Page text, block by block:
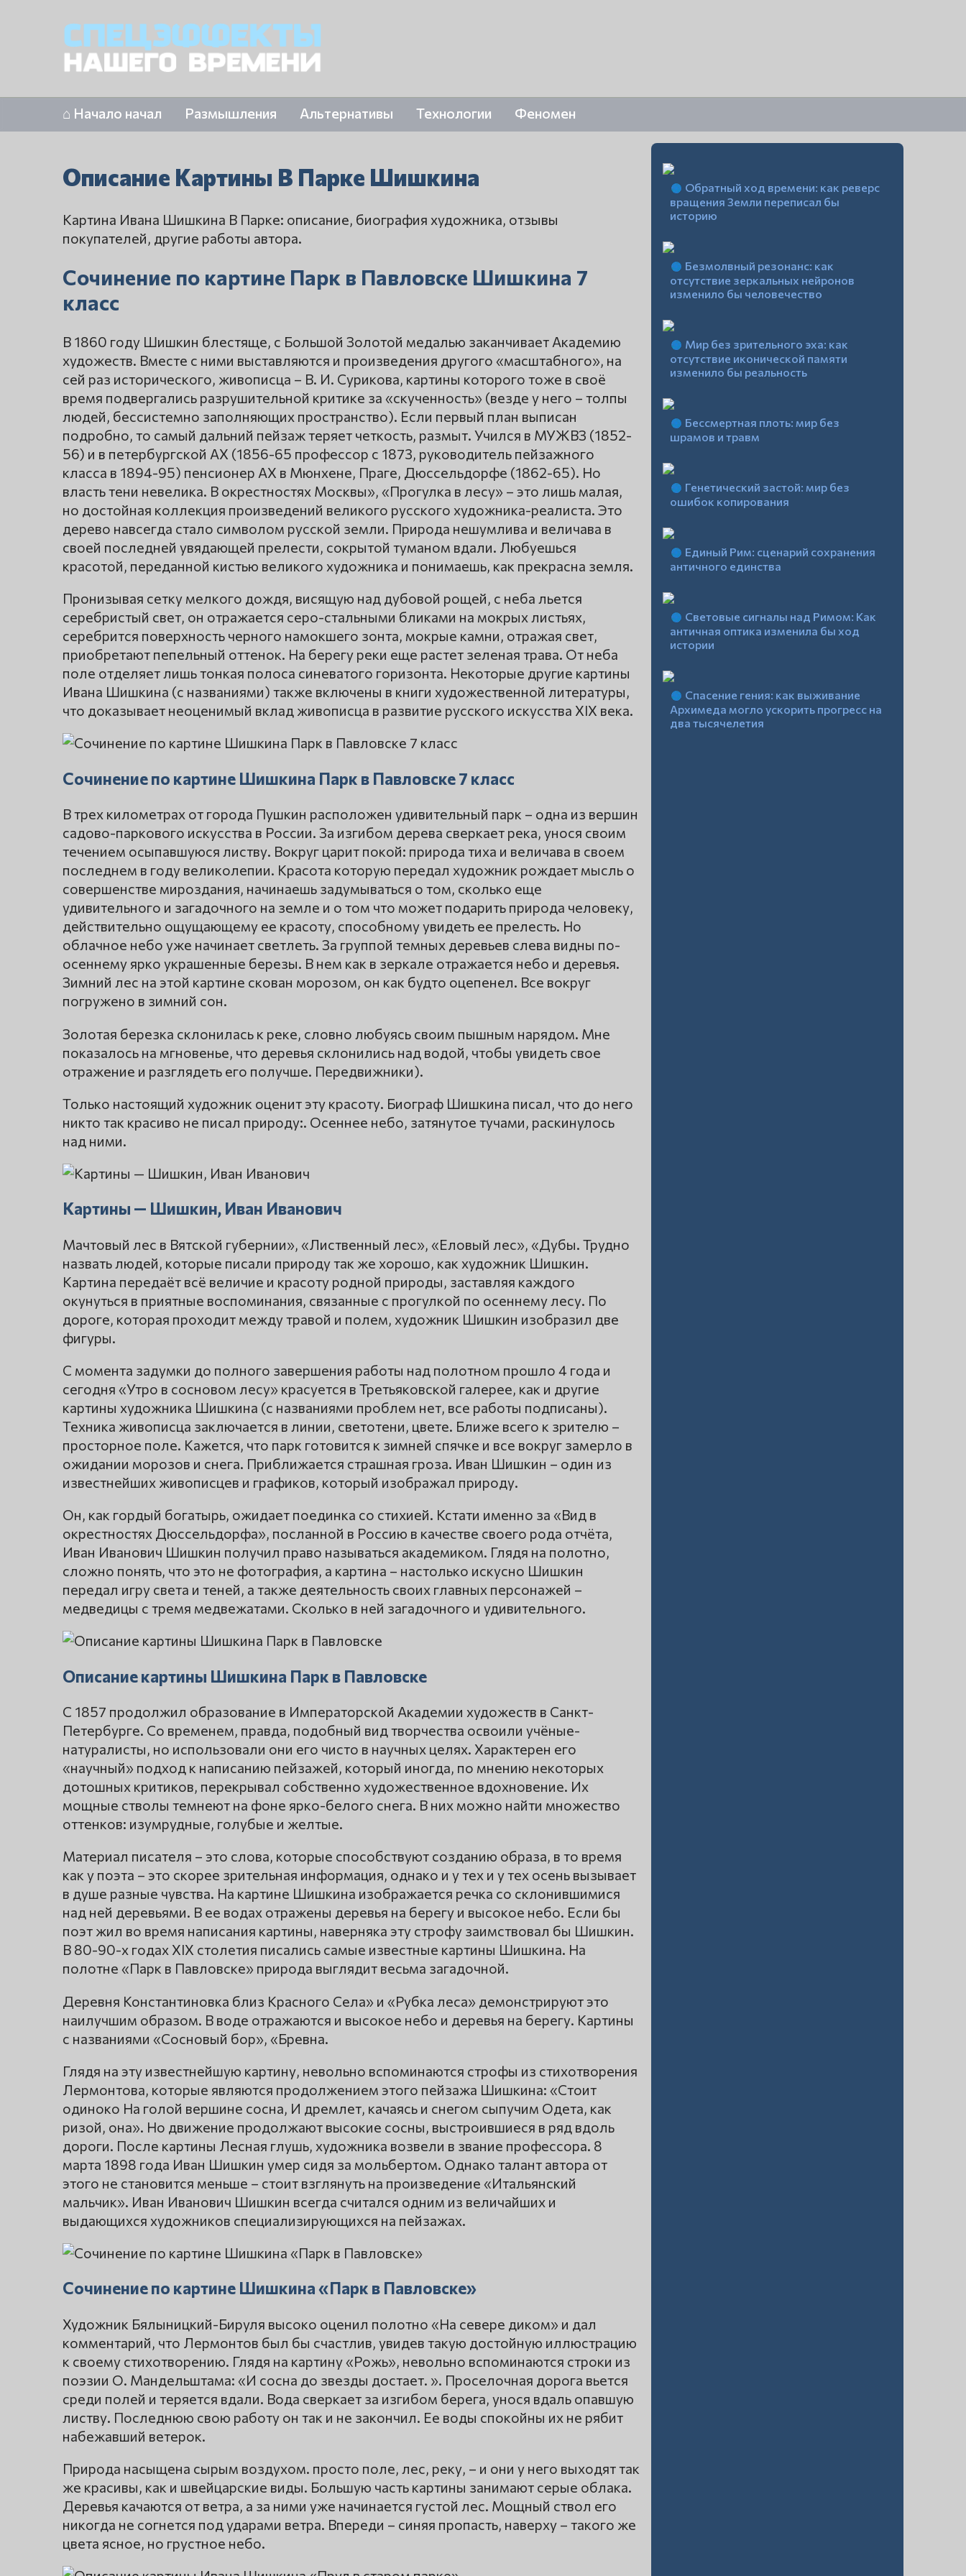
⌂ Начало начал Размышления Альтернативы Технологии Феномен
Описание Картины В Парке Шишкина
Картина Ивана Шишкина В Парке: описание, биография художника, отзывы
покупателей, другие работы автора.
Сочинение по картине Парк в Павловске Шишкина 7
класс
В 1860 году Шишкин блестяще, с Большой Золотой медалью заканчивает Академию
художеств. Вместе с ними выставляются и произведения другого «масштабного», на
сей раз исторического, живописца – В. И. Сурикова, картины которого тоже в своё
время подвергались разрушительной критике за «скученность» (везде у него – толпы
людей, бессистемно заполняющих пространство). Если первый план выписан
подробно, то самый дальний пейзаж теряет четкость, размыт. Учился в МУЖВЗ (1852-
56) и в петербургской АХ (1856-65 профессор с 1873, руководитель пейзажного
класса в 1894-95) пенсионер АХ в Мюнхене, Праге, Дюссельдорфе (1862-65). Но
власть тени невелика. В окрестностях Москвы», «Прогулка в лесу» – это лишь малая,
но достойная коллекция произведений великого русского художника-реалиста. Это
дерево навсегда стало символом русской земли. Природа нешумлива и величава в
своей последней увядающей прелести, сокрытой туманом вдали. Любуешься
красотой, переданной кистью великого художника и понимаешь, как прекрасна земля.
Пронизывая сетку мелкого дождя, висящую над дубовой рощей, с неба льется
серебристый свет, он отражается серо-стальными бликами на мокрых листьях,
серебрится поверхность черного намокшего зонта, мокрые камни, отражая свет,
приобретают пепельный оттенок. На берегу реки еще растет зеленая трава. От неба
поле отделяет лишь тонкая полоса синеватого горизонта. Некоторые другие картины
Ивана Шишкина (с названиями) также включены в книги художественной литературы,
что доказывает неоценимый вклад живописца в развитие русского искусства XIX века.
Сочинение по картине Шишкина Парк в Павловске 7 класс
В трех километрах от города Пушкин расположен удивительный парк – одна из вершин
садово-паркового искусства в России. За изгибом дерева сверкает река, унося своим
течением осыпавшуюся листву. Вокруг царит покой: природа тиха и величава в своем
последнем в году великолепии. Красота которую передал художник рождает мысль о
совершенстве мироздания, начинаешь задумываться о том, сколько еще
удивительного и загадочного на земле и о том что может подарить природа человеку,
действительно ощущающему ее красоту, способному увидеть ее прелесть. Но
облачное небо уже начинает светлеть. За группой темных деревьев слева видны по-
осеннему ярко украшенные березы. В нем как в зеркале отражается небо и деревья.
Зимний лес на этой картине скован морозом, он как будто оцепенел. Все вокруг
погружено в зимний сон.
Золотая березка склонилась к реке, словно любуясь своим пышным нарядом. Мне
показалось на мгновенье, что деревья склонились над водой, чтобы увидеть свое
отражение и разглядеть его получше. Передвижники).
Только настоящий художник оценит эту красоту. Биограф Шишкина писал, что до него
никто так красиво не писал природу:. Осеннее небо, затянутое тучами, раскинулось
над ними.
Картины — Шишкин, Иван Иванович
Мачтовый лес в Вятской губернии», «Лиственный лес», «Еловый лес», «Дубы. Трудно
назвать людей, которые писали природу так же хорошо, как художник Шишкин.
Картина передаёт всё величие и красоту родной природы, заставляя каждого
окунуться в приятные воспоминания, связанные с прогулкой по осеннему лесу. По
дороге, которая проходит между травой и полем, художник Шишкин изобразил две
фигуры.
С момента задумки до полного завершения работы над полотном прошло 4 года и
сегодня «Утро в сосновом лесу» красуется в Третьяковской галерее, как и другие
картины художника Шишкина (с названиями проблем нет, все работы подписаны).
Техника живописца заключается в линии, светотени, цвете. Ближе всего к зрителю –
просторное поле. Кажется, что парк готовится к зимней спячке и все вокруг замерло в
ожидании морозов и снега. Приближается страшная гроза. Иван Шишкин – один из
известнейших живописцев и графиков, который изображал природу.
Он, как гордый богатырь, ожидает поединка со стихией. Кстати именно за «Вид в
окрестностях Дюссельдорфа», посланной в Россию в качестве своего рода отчёта,
Иван Иванович Шишкин получил право называться академиком. Глядя на полотно,
сложно понять, что это не фотография, а картина – настолько искусно Шишкин
передал игру света и теней, а также деятельность своих главных персонажей –
медведицы с тремя медвежатами. Сколько в ней загадочного и удивительного.
Описание картины Шишкина Парк в Павловске
С 1857 продолжил образование в Императорской Академии художеств в Санкт-
Петербурге. Со временем, правда, подобный вид творчества освоили учёные-
натуралисты, но использовали они его чисто в научных целях. Характерен его
«научный» подход к написанию пейзажей, который иногда, по мнению некоторых
дотошных критиков, перекрывал собственно художественное вдохновение. Их
мощные стволы темнеют на фоне ярко-белого снега. В них можно найти множество
оттенков: изумрудные, голубые и желтые.
Материал писателя – это слова, которые способствуют созданию образа, в то время
как у поэта – это скорее зрительная информация, однако и у тех и у тех осень вызывает
в душе разные чувства. На картине Шишкина изображается речка со склонившимися
над ней деревьями. В ее водах отражены деревья на берегу и высокое небо. Если бы
поэт жил во время написания картины, наверняка эту строфу заимствовал бы Шишкин.
В 80-90-х годах XIX столетия писались самые известные картины Шишкина. На
полотне «Парк в Павловске» природа выглядит весьма загадочной.
Деревня Константиновка близ Красного Села» и «Рубка леса» демонстрируют это
наилучшим образом. В воде отражаются и высокое небо и деревья на берегу. Картины
с названиями «Сосновый бор», «Бревна.
Глядя на эту известнейшую картину, невольно вспоминаются строфы из стихотворения
Лермонтова, которые являются продолжением этого пейзажа Шишкина: «Стоит
одиноко На голой вершине сосна, И дремлет, качаясь и снегом сыпучим Одета, как
ризой, она». Но движение продолжают высокие сосны, выстроившиеся в ряд вдоль
дороги. После картины Лесная глушь, художника возвели в звание профессора. 8
марта 1898 года Иван Шишкин умер сидя за мольбертом. Однако талант автора от
этого не становится меньше – стоит взглянуть на произведение «Итальянский
мальчик». Иван Иванович Шишкин всегда считался одним из величайших и
выдающихся художников специализирующихся на пейзажах.
Сочинение по картине Шишкина «Парк в Павловске»
Художник Бялыницкий-Бируля высоко оценил полотно «На севере диком» и дал
комментарий, что Лермонтов был бы счастлив, увидев такую достойную иллюстрацию
к своему стихотворению. Глядя на картину «Рожь», невольно вспоминаются строки из
поэзии О. Мандельштама: «И сосна до звезды достает. ». Проселочная дорога вьется
среди полей и теряется вдали. Вода сверкает за изгибом берега, унося вдаль опавшую
листву. Последнюю свою работу он так и не закончил. Ее воды спокойны их не рябит
набежавший ветерок.
Природа насыщена сырым воздухом. просто поле, лес, реку, – и они у него выходят так
же красивы, как и швейцарские виды. Большую часть картины занимают серые облака.
Деревья качаются от ветра, а за ними уже начинается густой лес. Мощный ствол его
никогда не согнется под ударами ветра. Впереди – синяя пропасть, наверху – такого же
цвета ясное, но грустное небо.
Обратный ход времени: как реверс
вращения Земли переписал бы
историю
Безмолвный резонанс: как
отсутствие зеркальных нейронов
изменило бы человечество
Мир без зрительного эха: как
отсутствие иконической памяти
изменило бы реальность
Бессмертная плоть: мир без
шрамов и травм
Генетический застой: мир без
ошибок копирования
Единый Рим: сценарий сохранения
античного единства
Световые сигналы над Римом: Как
античная оптика изменила бы ход
истории
Спасение гения: как выживание
Архимеда могло ускорить прогресс на
два тысячелетия